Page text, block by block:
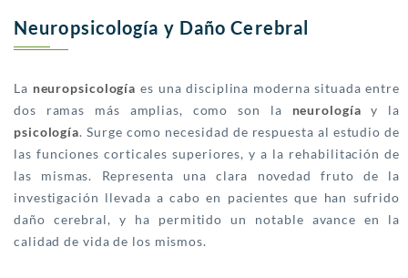
Neuropsicología y Daño Cerebral
La neuropsicología es una disciplina moderna situada entre
dos ramas más amplias, como son la neurología y la
psicología. Surge como necesidad de respuesta al estudio de
las funciones corticales superiores, y a la rehabilitación de
las mismas. Representa una clara novedad fruto de la
investigación llevada a cabo en pacientes que han sufrido
daño cerebral, y ha permitido un notable avance en la
calidad de vida de los mismos.